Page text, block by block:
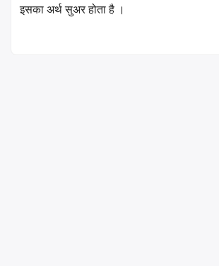
इसका अर्थ सुअर होता है ।